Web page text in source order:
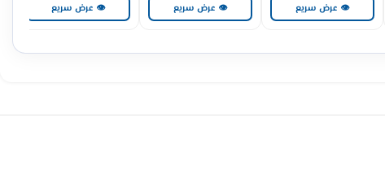
👁 عرض سريع
👁 عرض سريع
👁 عرض سريع